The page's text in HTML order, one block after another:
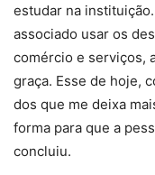
estudar na
associado usar os
comércio e serviços,
graça. Esse de hoje,
dos que me deixa
forma para que a
concluiu.